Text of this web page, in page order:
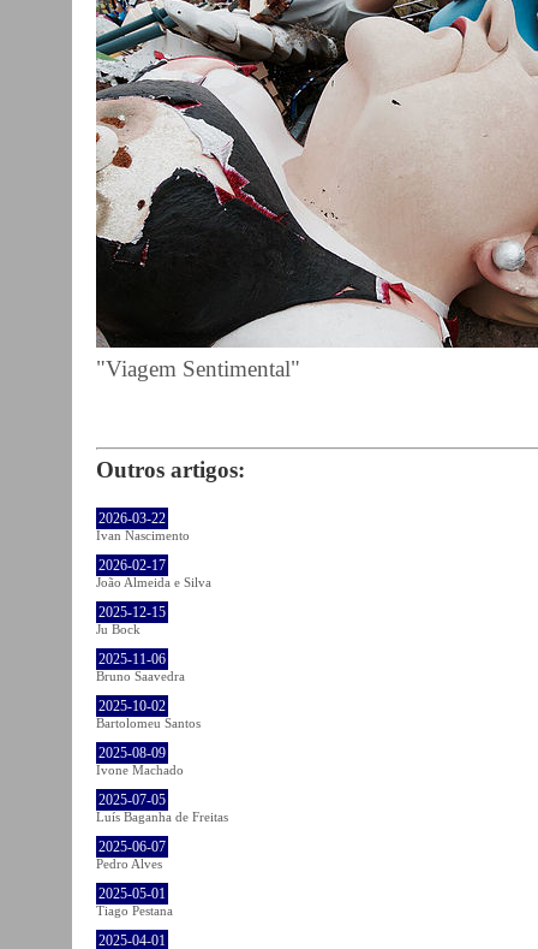
"Viagem Sentimental"
Outros artigos:
2026-03-22
Ivan Nascimento
2026-02-17
João Almeida e Silva
2025-12-15
Ju Bock
2025-11-06
Bruno Saavedra
2025-10-02
Bartolomeu Santos
2025-08-09
Ivone Machado
2025-07-05
Luís Baganha de Freitas
2025-06-07
Pedro Alves
2025-05-01
Tiago Pestana
2025-04-01